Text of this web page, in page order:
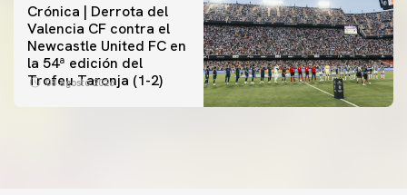
Crónica | Derrota del
Valencia CF contra el
Newcastle United FC en
la 54ª edición del
Trofeu Taronja (1-2)
08 agosto 2026